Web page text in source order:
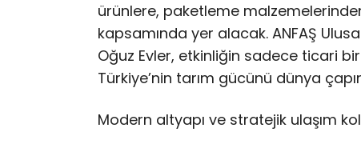
ürünlere, paketleme
kapsamında yer alacak. ANFAŞ
Oğuz Evler, etkinliğin sadece ticari
Türkiye’nin tarım gücünü dünya
Modern altyapı ve stratejik ulaşım